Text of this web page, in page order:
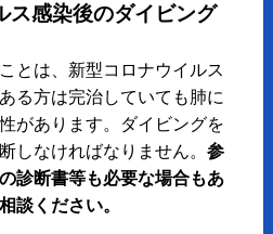
ス感染後のダイビング
とは、新型コロナウイルス
る方は完治していても肺に
があります。ダイビングを
しなければなりません。 参
診断書等も必要な場合もあ
談ください。